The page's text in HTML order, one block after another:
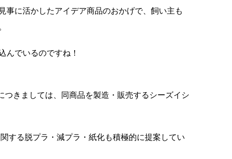
事に活かしたアイデア商品のおかげで、飼い主も
んでいるのですね！
きましては、同商品を製造・販売するシーズイシ
する脱プラ・減プラ・紙化も積極的に提案してい